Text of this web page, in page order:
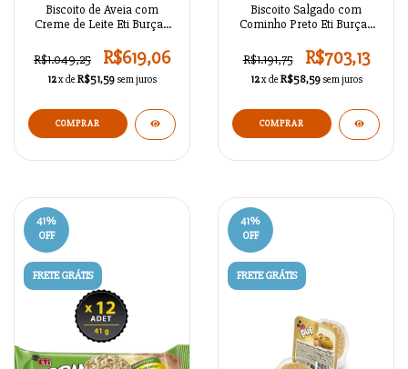
Biscoito de Aveia com
Creme de Leite Eti Burçak
R$1.049,25
R$619,06
12x de R$51,59 sem juros
Biscoito Salgado com
Cominho Preto Eti Burçak
R$1.191,75
R$703,13
12x de R$58,59 sem juros
41%
OFF
FRETE GRÁTIS
41%
OFF
FRETE GRÁTIS